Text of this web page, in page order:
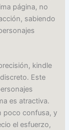
página, no
sabiendo
kindle
Este
es atractiva.
poco confusa, y
el esfuerzo,